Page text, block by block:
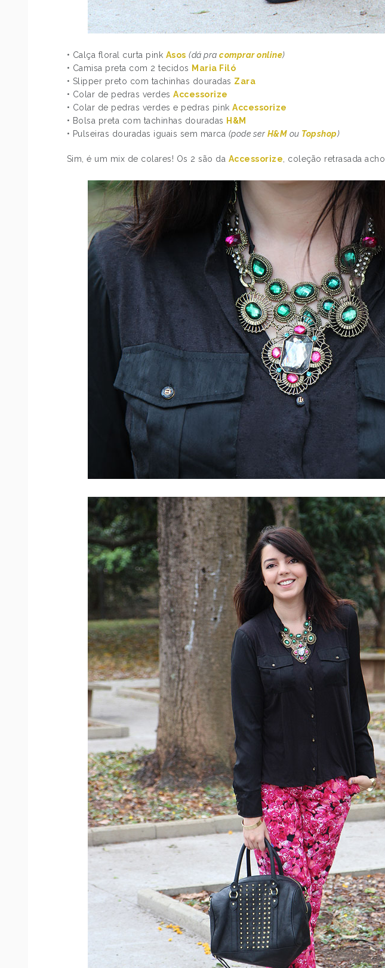
• Calça floral curta pink Asos (dá pracomprar online)
• Camisa preta com 2 tecidos Maria Filó
• Slipper preto com tachinhas douradas Zara
• Colar de pedras verdesAccessorize
• Colar de pedras verdes e pedras pinkAccessorize
• Bolsa preta com tachinhas douradas H&M
• Pulseiras douradas iguais sem marca (pode ser H&M ou Topshop)
Sim, é um mix de colares! Os 2 são da Accessorize , coleção retrasada acho.